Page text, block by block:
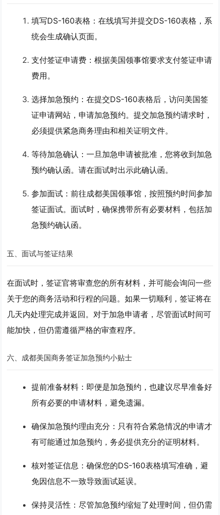
填写DS-160表格 ：在线填写并提交DS-160表格，系
统会生成确认页面。
支付签证申请费 ：根据美国领事馆要求支付签证申请
费用。
选择加急预约 ：在提交DS-160表格后，访问美国签
证申请网站，申请加急预约。提交加急预约请求时，
必须提供紧急商务理由和相关证明文件。
等待加急确认 ：一旦加急申请被批准，您将收到加急
预约确认函。请在面试时出示此确认函。
参加面试 ：前往成都美国领事馆，按照预约时间参加
签证面试。面试时，确保携带所有必要材料，包括加
急预约确认函。
五、面试与签证结果
在面试时，签证官将审查您的所有材料，并可能会询问一些
关于您的商务活动和行程的问题。如果一切顺利，签证将在
几天内处理完成并返回。对于加急申请者，尽管面试时间可
能加快，但仍需遵循严格的审查程序。
六、成都美国商务签证加急预约小贴士
提前准备材料 ：即便是加急预约，也建议尽早准备好
所有必要的申请材料，避免遗漏。
确保加急预约理由充分 ：只有符合紧急情况的申请才
有可能通过加急预约，务必提供充分的证明材料。
核对签证信息 ：确保您的DS-160表格填写准确，避
免因信息不一致导致面试延误。
保持灵活性 ：尽管加急预约缩短了处理时间，但仍需